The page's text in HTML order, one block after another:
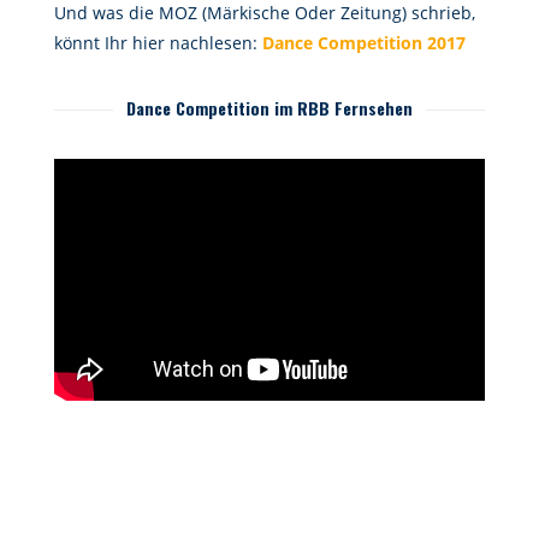
Und was die MOZ (Märkische Oder Zeitung) schrieb,
könnt Ihr hier nachlesen: Dance Competition 2017
Dance Competition im RBB Fernsehen